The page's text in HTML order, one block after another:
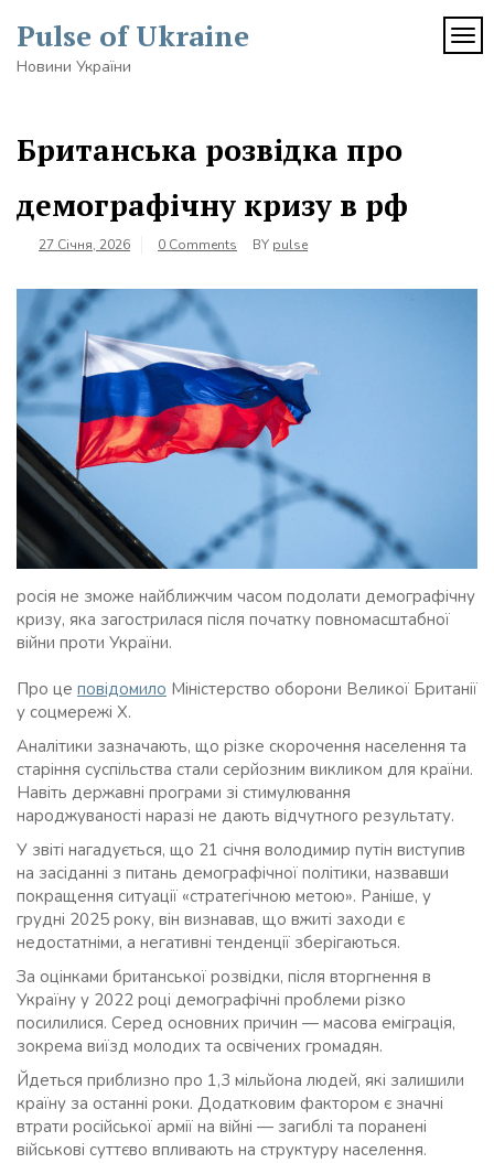
content
Pulse of Ukraine
Новини України
Британська розвідка про
демографічну кризу в рф
27 Січня, 2026 0 Comments BY pulse
росія не зможе найближчим часом подолати демографічну
кризу, яка загострилася після початку повномасштабної
війни проти України.
Про це повідомило Міністерство оборони Великої Британії
у соцмережі Х.
Аналітики зазначають, що різке скорочення населення та
старіння суспільства стали серйозним викликом для країни.
Навіть державні програми зі стимулювання
народжуваності наразі не дають відчутного результату.
У звіті нагадується, що 21 січня володимир путін виступив
на засіданні з питань демографічної політики, назвавши
покращення ситуації «стратегічною метою». Раніше, у
грудні 2025 року, він визнавав, що вжиті заходи є
недостатніми, а негативні тенденції зберігаються.
За оцінками британської розвідки, після вторгнення в
Україну у 2022 році демографічні проблеми різко
посилилися. Серед основних причин — масова еміграція,
зокрема виїзд молодих та освічених громадян.
Йдеться приблизно про 1,3 мільйона людей, які залишили
країну за останні роки. Додатковим фактором є значні
втрати російської армії на війні — загиблі та поранені
військові суттєво впливають на структуру населення.